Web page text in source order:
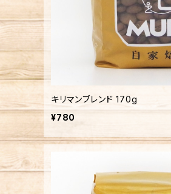
キリマンブレンド 170g
¥780